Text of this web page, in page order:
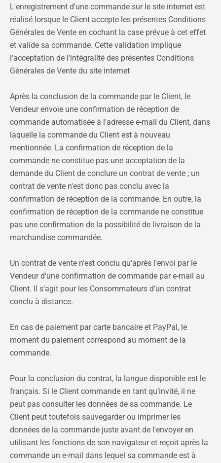
L'enregistrement d'une commande sur le site internet est
réalisé lorsque le Client accepte les présentes Conditions
Générales de Vente en cochant la case prévue à cet effet
et valide sa commande. Cette validation implique
l'acceptation de l'intégralité des présentes Conditions
Générales de Vente du site internet
Après la conclusion de la commande par le Client, le
Vendeur envoie une confirmation de réception de
commande automatisée à l'adresse e-mail du Client, dans
laquelle la commande du Client est à nouveau
mentionnée. La confirmation de réception de la
commande ne constitue pas une acceptation de la
demande du Client de conclure un contrat de vente ; un
contrat de vente n'est donc pas conclu avec la
confirmation de réception de la commande. En outre, la
confirmation de réception de la commande ne constitue
pas une confirmation de la possibilité de livraison de la
marchandise commandée.
Un contrat de vente n'est conclu qu'après l'envoi par le
Vendeur d'une confirmation de commande par e-mail au
Client. Il s’agit pour les Consommateurs d’un contrat
conclu à distance.
En cas de paiement par carte bancaire et PayPal, le
moment du paiement correspond au moment de la
commande.
Pour la conclusion du contrat, la langue disponible est le
français. Si le Client commande en tant qu’invité, il ne
peut pas consulter les données de sa commande. Le
Client peut toutefois sauvegarder ou imprimer les
données de la commande juste avant de l'envoyer en
utilisant les fonctions de son navigateur et reçoit après la
commande un e-mail dans lequel sa commande est à